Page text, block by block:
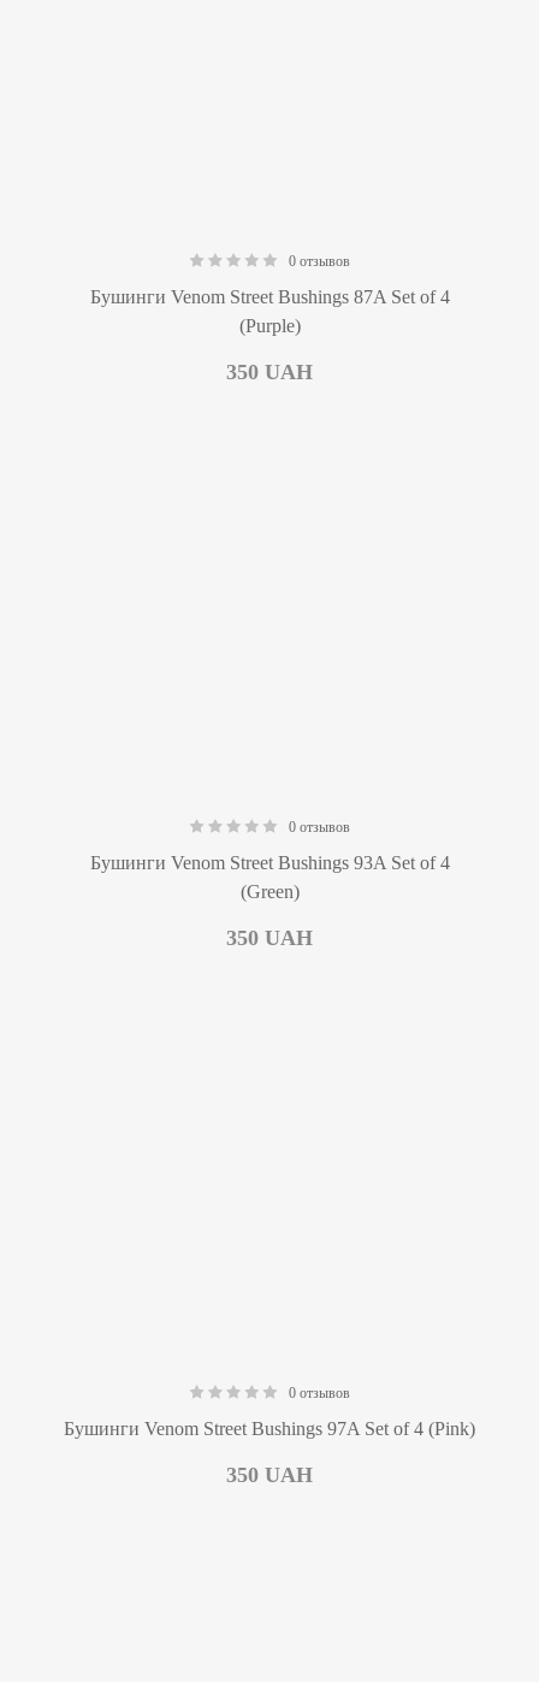
0 отзывов
Бушинги Venom Street Bushings 87A Set of 4
(Purple)
350 UAH
0 отзывов
Бушинги Venom Street Bushings 93A Set of 4
(Green)
350 UAH
0 отзывов
Бушинги Venom Street Bushings 97A Set of 4 (Pink)
350 UAH